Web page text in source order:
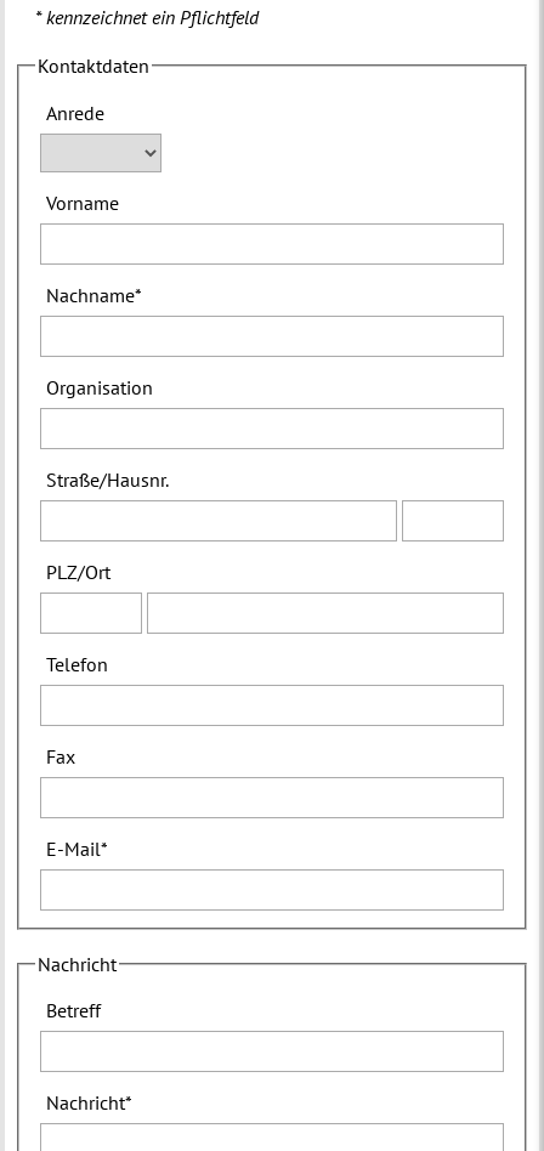
* kennzeichnet ein Pflichtfeld
Kontaktdaten
Anrede
Vorname
Nachname*
Organisation
Straße/Hausnr.
PLZ/Ort
Telefon
Fax
E-Mail*
Nachricht
Betreff
Nachricht*